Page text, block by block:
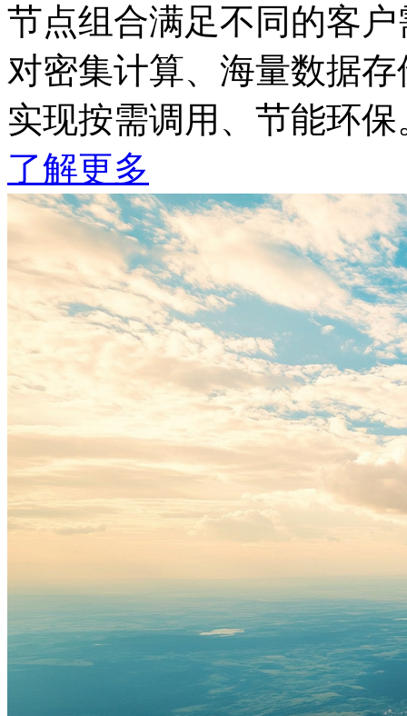
节点组合满足不同的客户
对密集计算、海量数据存
实现按需调用、节能环
了解更多